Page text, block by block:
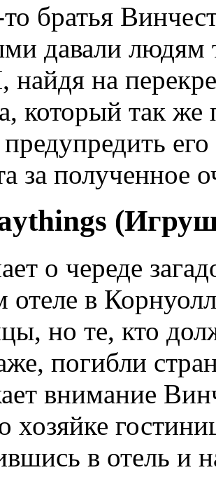
братья
давали людям
найдя на
который так
за полученное
о череде
отеле в
но те, кто
погибли
внимание
хозяйке
в отель и